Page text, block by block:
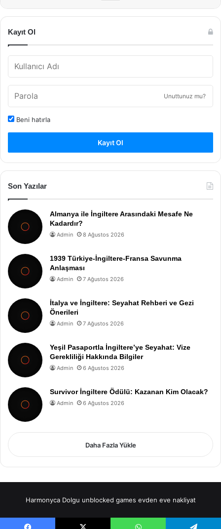
Kayıt Ol
Unuttunuz mu?
Beni hatırla
Kayıt Ol
Son Yazılar
Almanya ile İngiltere Arasındaki Mesafe Ne
Kadardır?
Admin 8 Ağustos 2026
1939 Türkiye-İngiltere-Fransa Savunma
Anlaşması
Admin 7 Ağustos 2026
İtalya ve İngiltere: Seyahat Rehberi ve Gezi
Önerileri
Admin 7 Ağustos 2026
Yeşil Pasaportla İngiltere’ye Seyahat: Vize
Gerekliliği Hakkında Bilgiler
Admin 6 Ağustos 2026
Survivor İngiltere Ödülü: Kazanan Kim Olacak?
Admin 6 Ağustos 2026
Daha Fazla Yükle
Harmonyca Dolgu unblocked games evden eve nakliyat